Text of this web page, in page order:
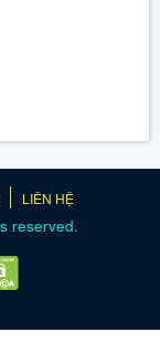
LIÊN HỆ
reserved.